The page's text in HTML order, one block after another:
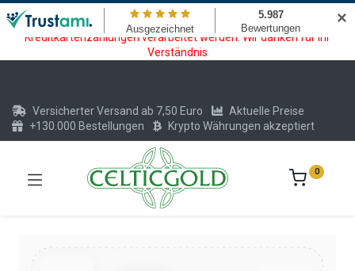
Wartungsarbeiten am Kreditkarten und Krypto Bezahlmodul. In der
Zeit vom 20.07. - 09.08.2026 können keine Krypto oder
Kreditkartenzahlungen verarbeitet werden. Wir danken für Ihr
Verständnis
Versicherter Versand ab 7,50 Euro
Aktuelle Preise
+130.000 Bestellungen
Krypto Währungen akzeptiert
0
✕